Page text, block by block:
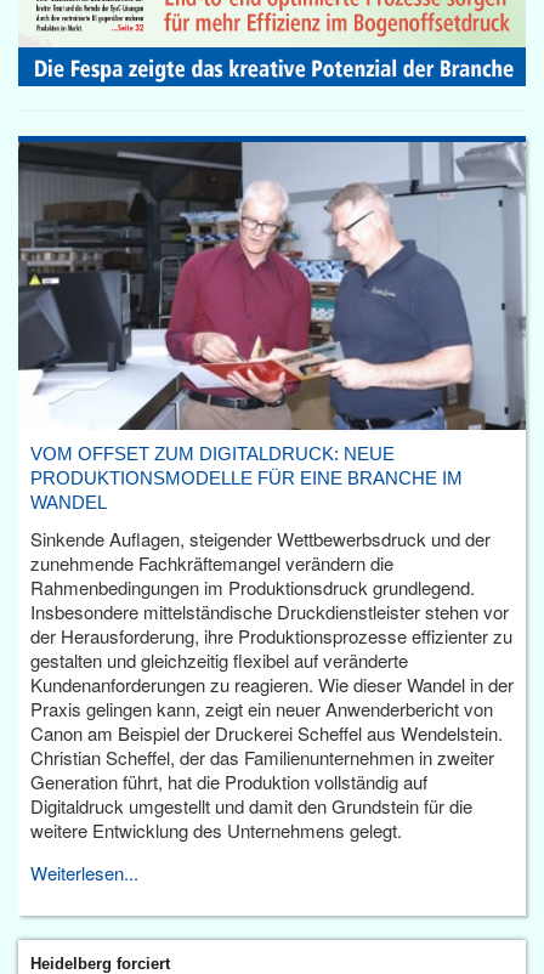
VOM OFFSET ZUM DIGITALDRUCK: NEUE
PRODUKTIONSMODELLE FÜR EINE BRANCHE IM
WANDEL
Sinkende Auflagen, steigender Wettbewerbsdruck und der
zunehmende Fachkräftemangel verändern die
Rahmenbedingungen im Produktionsdruck grundlegend.
Insbesondere mittelständische Druckdienstleister stehen vor
der Herausforderung, ihre Produktionsprozesse effizienter zu
gestalten und gleichzeitig flexibel auf veränderte
Kundenanforderungen zu reagieren. Wie dieser Wandel in der
Praxis gelingen kann, zeigt ein neuer Anwenderbericht von
Canon am Beispiel der Druckerei Scheffel aus Wendelstein.
Christian Scheffel, der das Familienunternehmen in zweiter
Generation führt, hat die Produktion vollständig auf
Digitaldruck umgestellt und damit den Grundstein für die
weitere Entwicklung des Unternehmens gelegt.
Weiterlesen...
Heidelberg forciert